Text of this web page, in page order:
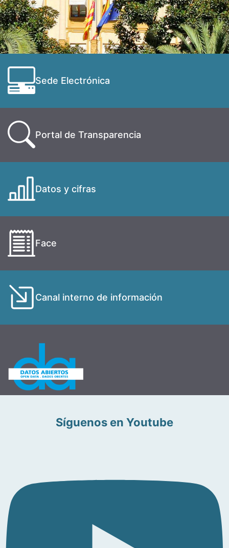
Sede Electrónica
Portal de Transparencia
Datos y cifras
Face
Canal interno de información
Síguenos en Youtube